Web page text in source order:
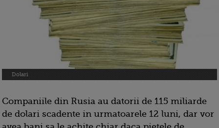
Dolari
Companiile din Rusia au datorii de 115 miliarde
de dolari scadente in urmatoarele 12 luni, dar vor